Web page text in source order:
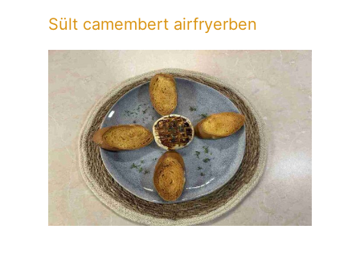
Sült camembert airfryerben